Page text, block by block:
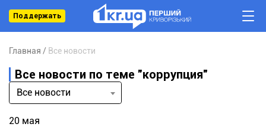
Поддержать
Главная Все новости
Все новости по теме "коррупция"
Все новости
20 мая